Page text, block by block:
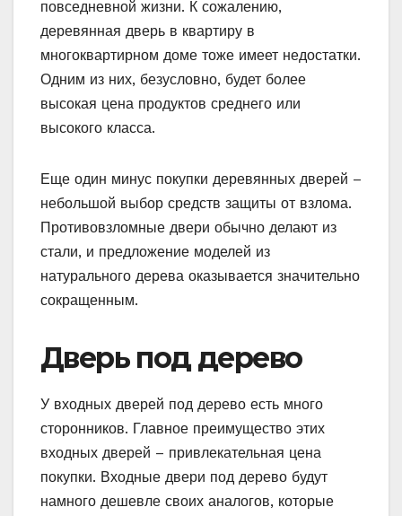
повседневной жизни. К сожалению,
деревянная дверь в квартиру в
многоквартирном доме тоже имеет недостатки.
Одним из них, безусловно, будет более
высокая цена продуктов среднего или
высокого класса.
Еще один минус покупки деревянных дверей –
небольшой выбор средств защиты от взлома.
Противовзломные двери обычно делают из
стали, и предложение моделей из
натурального дерева оказывается значительно
сокращенным.
Дверь под дерево
У входных дверей под дерево есть много
сторонников. Главное преимущество этих
входных дверей – привлекательная цена
покупки. Входные двери под дерево будут
намного дешевле своих аналогов, которые